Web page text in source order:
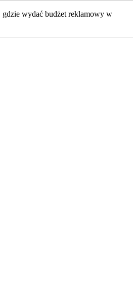
gdzie wydać budżet reklamowy w